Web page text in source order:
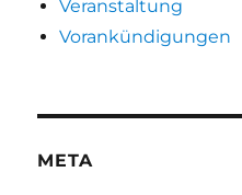
Veranstaltung
Vorankündigungen
META